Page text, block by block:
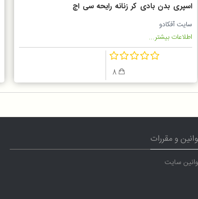
اسپری بدن بادی کر زنانه رایحه سی اچ
CH با تخفیف ویژه
سایت آفکادو
اطلاعات بیشتر...
و مقررات
سایت